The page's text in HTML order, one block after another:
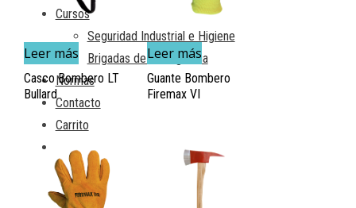
Cursos
Seguridad Industrial e Higiene
Brigadas de emergencia
Normas
Contacto
Carrito
Leer más
Casco Bombero LT
Bullard
Leer más
Guante Bombero
Firemax VI